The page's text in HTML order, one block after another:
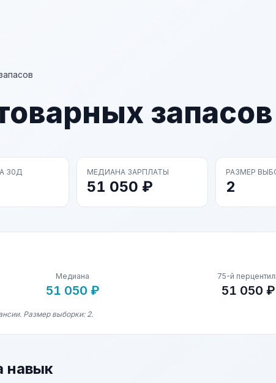
запасов
30Д МЕДИАНА ЗАРПЛАТЫ
51 050 ₽
РАЗМЕР
2
Медиана
51 050 ₽
75-й
51 050 ₽
Размер выборки: 2.
навык